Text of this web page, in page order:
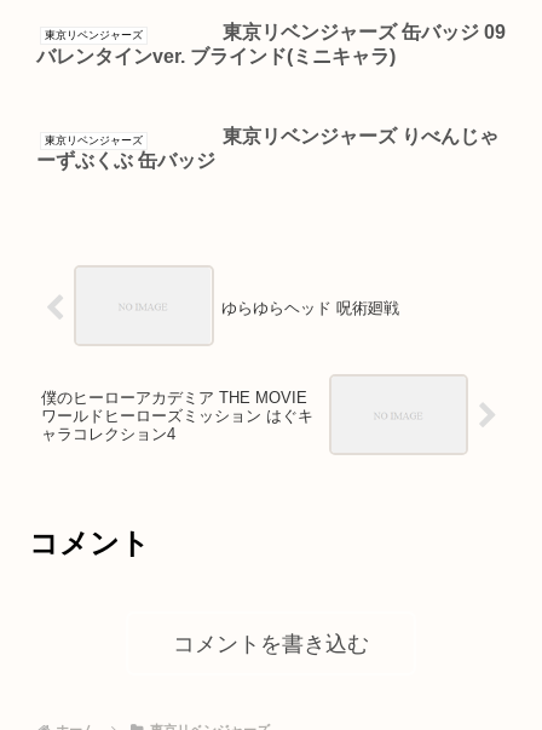
東京リベンジャーズ
東京リベンジャーズ 缶バッジ 09
バレンタインver. ブラインド(ミニキャラ)
東京リベンジャーズ
東京リベンジャーズ りべんじゃ
ーずぶくぶ 缶バッジ
ゆらゆらヘッド 呪術廻戦
僕のヒーローアカデミア THE MOVIE
ワールドヒーローズミッション はぐキ
ャラコレクション4
コメント
コメントを書き込む